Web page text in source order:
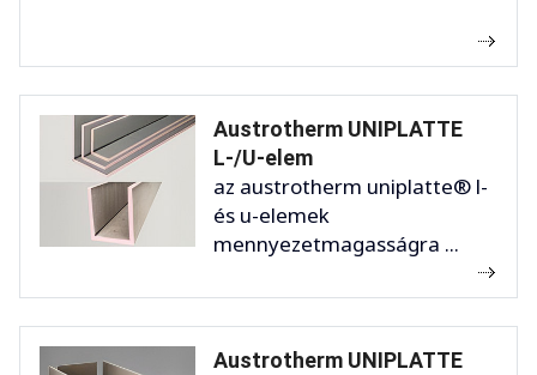
Austrotherm UNIPLATTE
L-/U-elem
az austrotherm uniplatte® l-
és u-elemek
mennyezetmagasságra ...
Austrotherm UNIPLATTE